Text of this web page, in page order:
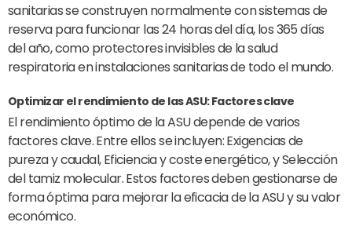
sanitarias se construyen normalmente con sistemas de
reserva para funcionar las 24 horas del día, los 365 días
del año, como protectores invisibles de la salud
respiratoria en instalaciones sanitarias de todo el mundo.
Optimizar el rendimiento de las ASU: Factores clave
El rendimiento óptimo de la ASU depende de varios
factores clave. Entre ellos se incluyen: Exigencias de
pureza y caudal, Eficiencia y coste energético, y Selección
del tamiz molecular. Estos factores deben gestionarse de
forma óptima para mejorar la eficacia de la ASU y su valor
económico.